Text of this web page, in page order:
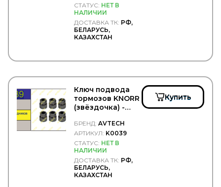
CF S.r.l.
CGA
CGR
CHAMPION
CHEVROLET
CHRYSLER
CINPAL
COBAT-TITAN-ARCTIC
СТАТУС: НЕТ В
НАЛИЧИИ
ДОСТАВКА ТК: РФ,
БЕЛАРУСЬ,
КАЗАХСТАН
Ключ подвода
тормозов KNORR
(звёздочка) -
БРЕНД: AVTECH
АРТИКУЛ: K0039
СТАТУС: НЕТ В
НАЛИЧИИ
ДОСТАВКА ТК: РФ,
БЕЛАРУСЬ,
КАЗАХСТАН
Купить